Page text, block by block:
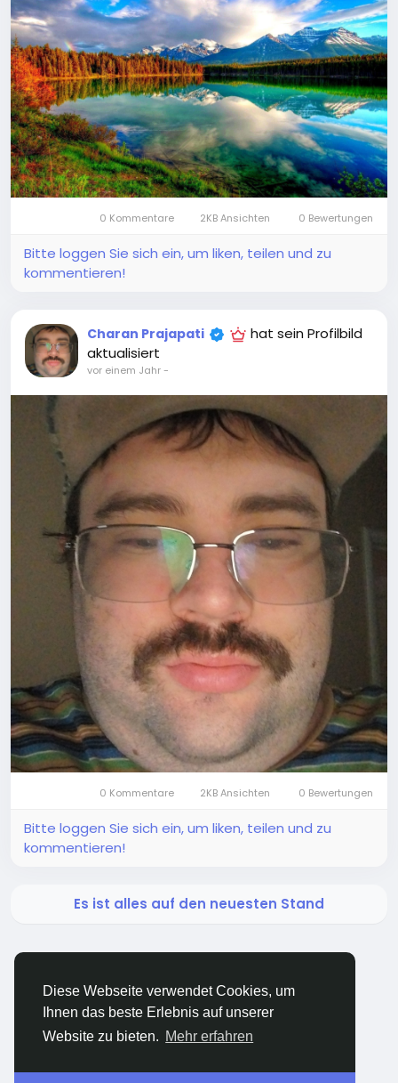
Diese Webseite verwendet Cookies, um
Ihnen das beste Erlebnis auf unserer
Website zu bieten. Mehr erfahren
0 Kommentare 2KB Ansichten 0 Bewertungen
Bitte loggen Sie sich ein, um liken, teilen und zu
kommentieren!
Charan Prajapati
hat sein Profilbild
aktualisiert
vor einem Jahr-
0 Kommentare 2KB Ansichten 0 Bewertungen
Bitte loggen Sie sich ein, um liken, teilen und zu
kommentieren!
Es ist alles auf den neuesten Stand
BigMoney.VIP Powered byHosting Pokrov